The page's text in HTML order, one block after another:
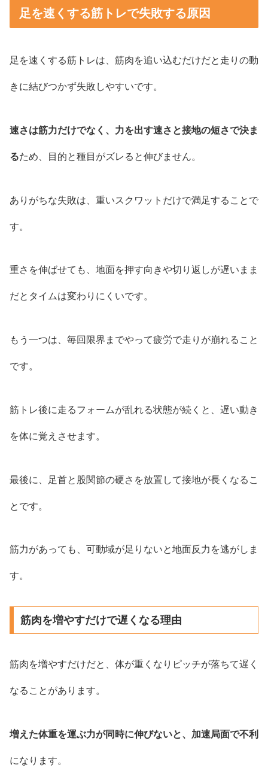
足を速くする筋トレで失敗する原因
足を速くする筋トレは、筋肉を追い込むだけだと走りの動
きに結びつかず失敗しやすいです。
速さは筋力だけでなく、力を出す速さと接地の短さで決ま
るため、目的と種目がズレると伸びません。
ありがちな失敗は、重いスクワットだけで満足することで
す。
重さを伸ばせても、地面を押す向きや切り返しが遅いまま
だとタイムは変わりにくいです。
もう一つは、毎回限界までやって疲労で走りが崩れること
です。
筋トレ後に走るフォームが乱れる状態が続くと、遅い動き
を体に覚えさせます。
最後に、足首と股関節の硬さを放置して接地が長くなるこ
とです。
筋力があっても、可動域が足りないと地面反力を逃がしま
す。
筋肉を増やすだけで遅くなる理由
筋肉を増やすだけだと、体が重くなりピッチが落ちて遅く
なることがあります。
増えた体重を運ぶ力が同時に伸びないと、加速局面で不利
になります。